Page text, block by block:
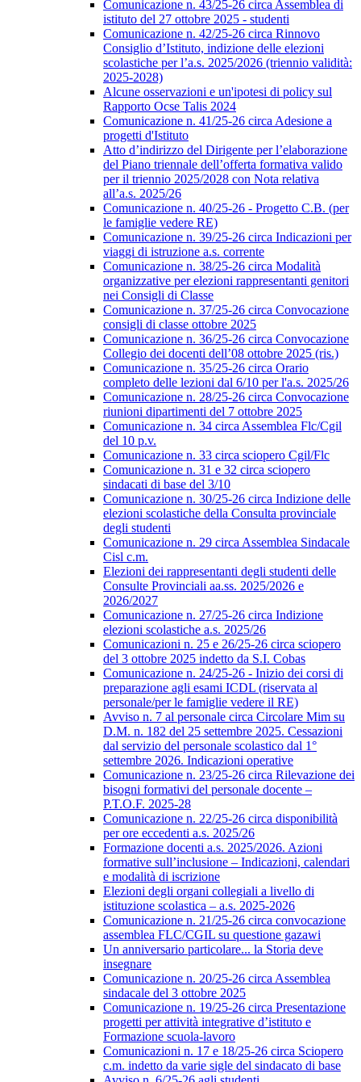
Comunicazione n. 43/25-26 circa Assemblea di
istituto del 27 ottobre 2025 - studenti
Comunicazione n. 42/25-26 circa Rinnovo
Consiglio d’Istituto, indizione delle elezioni
scolastiche per l’a.s. 2025/2026 (triennio validità:
2025-2028)
Alcune osservazioni e un'ipotesi di policy sul
Rapporto Ocse Talis 2024
Comunicazione n. 41/25-26 circa Adesione a
progetti d'Istituto
Atto d’indirizzo del Dirigente per l’elaborazione
del Piano triennale dell’offerta formativa valido
per il triennio 2025/2028 con Nota relativa
all’a.s. 2025/26
Comunicazione n. 40/25-26 - Progetto C.B. (per
le famiglie vedere RE)
Comunicazione n. 39/25-26 circa Indicazioni per
viaggi di istruzione a.s. corrente
Comunicazione n. 38/25-26 circa Modalità
organizzative per elezioni rappresentanti genitori
nei Consigli di Classe
Comunicazione n. 37/25-26 circa Convocazione
consigli di classe ottobre 2025
Comunicazione n. 36/25-26 circa Convocazione
Collegio dei docenti dell’08 ottobre 2025 (ris.)
Comunicazione n. 35/25-26 circa Orario
completo delle lezioni dal 6/10 per l'a.s. 2025/26
Comunicazione n. 28/25-26 circa Convocazione
riunioni dipartimenti del 7 ottobre 2025
Comunicazione n. 34 circa Assemblea Flc/Cgil
del 10 p.v.
Comunicazione n. 33 circa sciopero Cgil/Flc
Comunicazione n. 31 e 32 circa sciopero
sindacati di base del 3/10
Comunicazione n. 30/25-26 circa Indizione delle
elezioni scolastiche della Consulta provinciale
degli studenti
Comunicazione n. 29 circa Assemblea Sindacale
Cisl c.m.
Elezioni dei rappresentanti degli studenti delle
Consulte Provinciali aa.ss. 2025/2026 e
2026/2027
Comunicazione n. 27/25-26 circa Indizione
elezioni scolastiche a.s. 2025/26
Comunicazioni n. 25 e 26/25-26 circa sciopero
del 3 ottobre 2025 indetto da S.I. Cobas
Comunicazione n. 24/25-26 - Inizio dei corsi di
preparazione agli esami ICDL (riservata al
personale/per le famiglie vedere il RE)
Avviso n. 7 al personale circa Circolare Mim su
D.M. n. 182 del 25 settembre 2025. Cessazioni
dal servizio del personale scolastico dal 1°
settembre 2026. Indicazioni operative
Comunicazione n. 23/25-26 circa Rilevazione dei
bisogni formativi del personale docente –
P.T.O.F. 2025-28
Comunicazione n. 22/25-26 circa disponibilità
per ore eccedenti a.s. 2025/26
Formazione docenti a.s. 2025/2026. Azioni
formative sull’inclusione – Indicazioni, calendari
e modalità di iscrizione
Elezioni degli organi collegiali a livello di
istituzione scolastica – a.s. 2025-2026
Comunicazione n. 21/25-26 circa convocazione
assemblea FLC/CGIL su questione gazawi
Un anniversario particolare... la Storia deve
insegnare
Comunicazione n. 20/25-26 circa Assemblea
sindacale del 3 ottobre 2025
Comunicazione n. 19/25-26 circa Presentazione
progetti per attività integrative d’istituto e
Formazione scuola-lavoro
Comunicazioni n. 17 e 18/25-26 circa Sciopero
c.m. indetto da varie sigle del sindacato di base